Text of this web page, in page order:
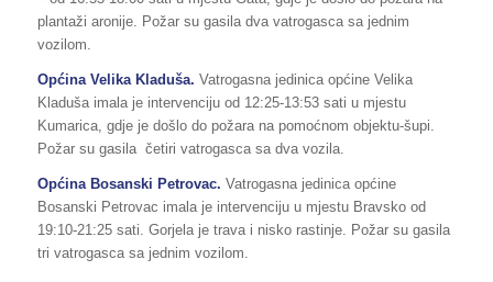
plantaži aronije. Požar su gasila dva vatrogasca sa jednim
vozilom.
Općina Velika Kladuša. Vatrogasna jedinica općine Velika
Kladuša imala je intervenciju od 12:25-13:53 sati u mjestu
Kumarica, gdje je došlo do požara na pomoćnom objektu-šupi.
Požar su gasila četiri vatrogasca sa dva vozila.
Općina Bosanski Petrovac. Vatrogasna jedinica općine
Bosanski Petrovac imala je intervenciju u mjestu Bravsko od
19:10-21:25 sati. Gorjela je trava i nisko rastinje. Požar su gasila
tri vatrogasca sa jednim vozilom.